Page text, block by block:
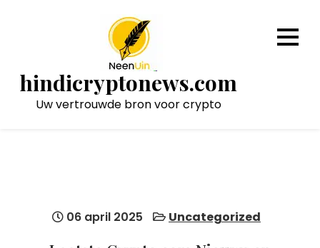
hindicryptonews.com
Uw vertrouwde bron voor crypto
06 april 2025 Uncategorized